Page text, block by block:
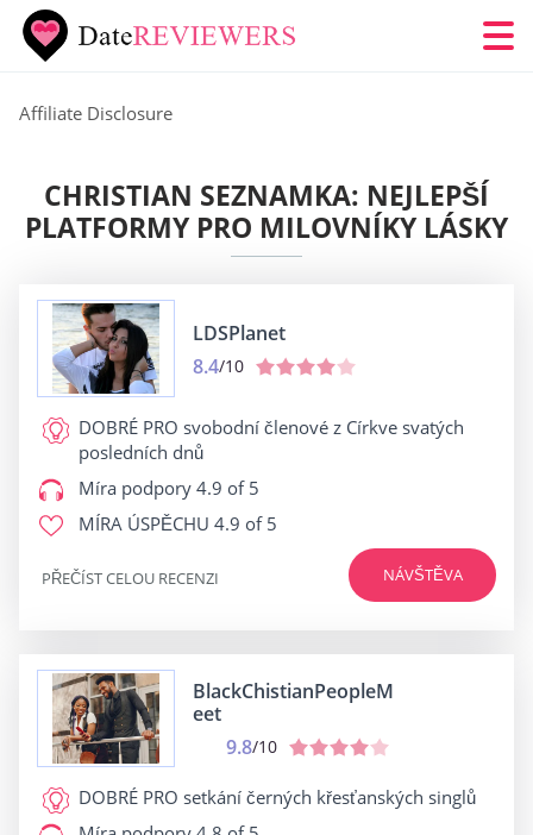
Affiliate Disclosure
CHRISTIAN SEZNAMKA: NEJLEPŠÍ
PLATFORMY PRO MILOVNÍKY LÁSKY
LDSPlanet
8.4/10
DOBRÉ PRO svobodní členové z Církve svatých
posledních dnů
Míra podpory 4.9 of 5
MÍRA ÚSPĚCHU 4.9 of 5
NÁVŠTĚVA
PŘEČÍST CELOU RECENZI
BlackChistianPeopleM
eet
9.8/10
DOBRÉ PRO setkání černých křesťanských singlů